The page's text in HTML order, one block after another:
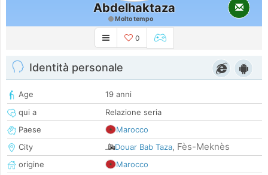
Abdelhaktaza
Molto tempo
0
Identità personale
Age
19 anni
qui a
Relazione seria
Paese
Marocco
City
Douar Bab Taza, Fès-Meknès
origine
Marocco